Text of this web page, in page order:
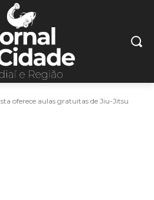
oferece aulas gratuitas de Jiu-Jitsu